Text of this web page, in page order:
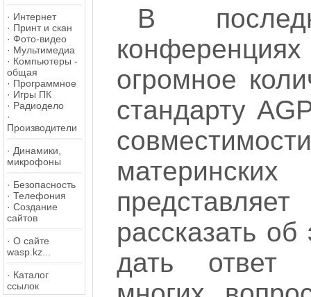
· Интернет
· Принт и скан
· Фото-видео
· Мультимедиа
· Компьютеры -
общая
· Программное
· Игры ПК
· Радиодело
·
Производители
· Динамики,
микрофоны
· Безопасность
· Телефония
· Создание
сайтов
· О сайте
wasp.kz...
· Каталог
ссылок
В
огромное
стандарту
рассказать
дать ответ